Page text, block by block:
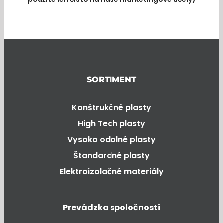
SORTIMENT
Konštrukčné plasty
High Tech plasty
Vysoko odolné plasty
Štandardné plasty
Elektroizolačné materiály
Prevádzka spoločnosti